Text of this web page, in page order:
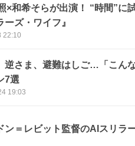
×和希そらが出演！ “時間”に
ーズ・ワイフ』
22:10
逆さま、避難はしご…「こん
7選
19:03
ン＝レビット監督のAIスリラ